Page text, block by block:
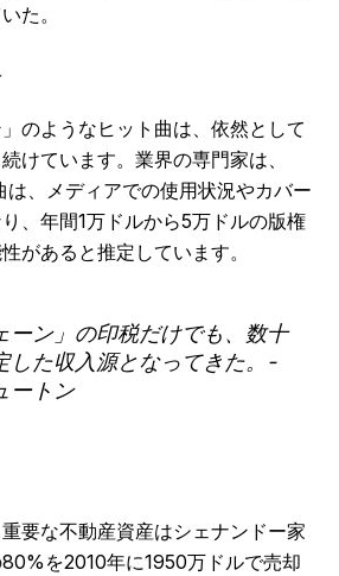
た。
」のようなヒット曲は、依然として
けています。業界の専門家は、
、メディアでの使用状況やカバー
、年間1万ドルから5万ドルの版権
があると推定しています。
ーン」の印税だけでも、数十
した収入源となってきた。-
ートン
要な不動産資産はシェナンドー家
を2010年に1950万ドルで売却